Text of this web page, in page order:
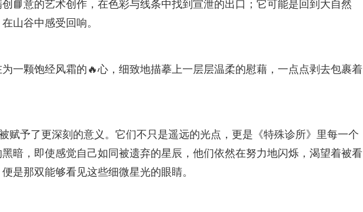
📘意的艺术创作，在色彩与线条中找到宣泄的出口；它可能是回到大自然
山谷中感受回响。
一颗饱经风霜的🔥心，细致地描摹上一层层温柔的慰藉，一点点剥去包裹着
赋予了更深刻的意义。它们不只是遥远的光点，更是《特殊诊所》里每一个
暗，即使感觉自己如同被遗弃的星辰，他们依然在努力地闪烁，渴望着被看
是那双能够看见这些细微星光的眼睛。